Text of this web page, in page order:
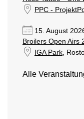
PPC -
15. August
Broilers Open Airs
IGA Park,
Alle